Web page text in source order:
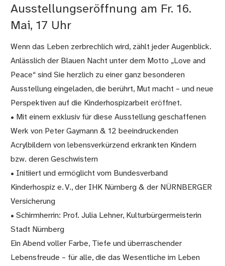
Ausstellungseröffnung am Fr. 16.
Mai, 17 Uhr
Wenn das Leben zerbrechlich wird, zählt jeder Augenblick.
Anlässlich der Blauen Nacht unter dem Motto „Love and
Peace“ sind Sie herzlich zu einer ganz besonderen
Ausstellung eingeladen, die berührt, Mut macht – und neue
Perspektiven auf die Kinderhospizarbeit eröffnet.
• Mit einem exklusiv für diese Ausstellung geschaffenen
Werk von Peter Gaymann & 12 beeindruckenden
Acrylbildern von lebensverkürzend erkrankten Kindern
bzw. deren Geschwistern
• Initiiert und ermöglicht vom Bundesverband
Kinderhospiz e. V., der IHK Nürnberg & der NÜRNBERGER
Versicherung
• Schirmherrin: Prof. Julia Lehner, Kulturbürgermeisterin
Stadt Nürnberg
Ein Abend voller Farbe, Tiefe und überraschender
Lebensfreude – für alle, die das Wesentliche im Leben